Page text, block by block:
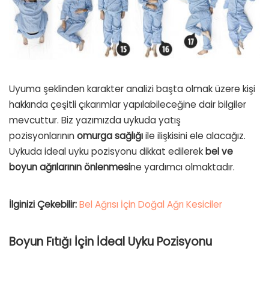
Uyuma şeklinden karakter analizi başta olmak üzere kişi
hakkında çeşitli çıkarımlar yapılabileceğine dair bilgiler
mevcuttur. Biz yazımızda uykuda yatış
pozisyonlarının omurga sağlığıile ilişkisini ele alacağız.
Uykuda ideal uyku pozisyonu dikkat edilerekbel ve
boyun ağrılarının önlenmesine yardımcı olmaktadır.
İlginizi Çekebilir:Bel Ağrısı İçin Doğal Ağrı Kesiciler
Boyun Fıtığı İçin İdeal Uyku Pozisyonu